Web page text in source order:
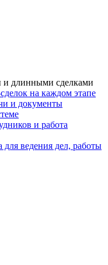
и длинными сделками
на каждом этапе
и документы
и работа
для ведения дел, работы